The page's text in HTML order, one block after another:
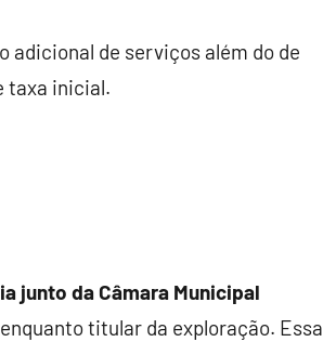
adicional de serviços além do de
taxa inicial.
junto da Câmara Municipal
titular da exploração. Essa